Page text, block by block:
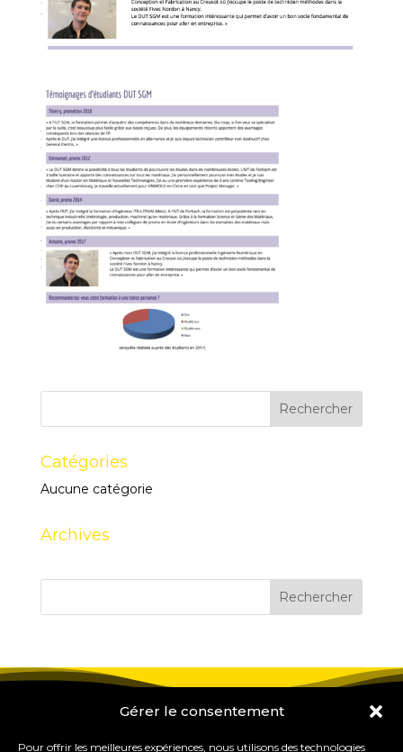
Gérer le consentement
Pour offrir les meilleures expériences, nous utilisons des technologies
Catégories
Aucune catégorie
Archives